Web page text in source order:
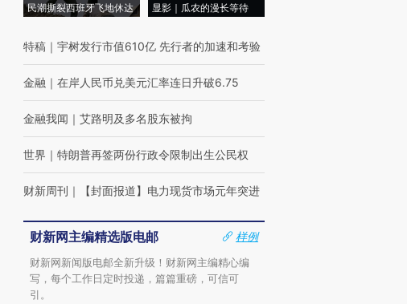
民潮撕裂西班牙飞地休达
显影｜瓜农的漫长等待
特稿 ｜ 宇树发行市值610亿 先行者的加速和考验
金融 ｜ 在岸人民币兑美元汇率连日升破6.75
金融我闻 ｜ 艾路明及多名股东被拘
世界 ｜ 特朗普再签两份行政令限制出生公民权
财新周刊 ｜ 【封面报道】电力现货市场元年突进
财新网主编精选版电邮
样例
财新网新闻版电邮全新升级！财新网主编精心编
写，每个工作日定时投递，篇篇重磅，可信可
引。